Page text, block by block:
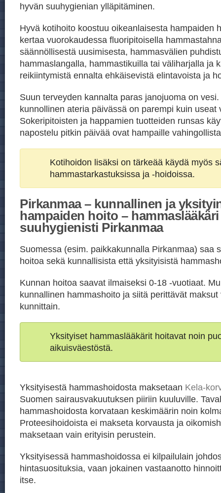
hyvän suuhygienian ylläpitäminen.
Hyvä kotihoito koostuu oikeanlaisesta hampaiden
kertaa vuorokaudessa fluoripitoisella
säännöllisestä uusimisesta, hammasvälien
hammaslangalla, hammastikuilla tai väliharjalla ja
reikiintymistä ennalta ehkäisevistä elintavoista ja
Suun terveyden kannalta paras janojuoma on
kunnollinen ateria päivässä on parempi kuin useat
Sokeripitoisten ja happamien tuotteiden runsas
napostelu pitkin päivää ovat hampaille
Kotihoidon lisäksi on tärkeää käydä myös
hammastarkastuksissa ja -hoidoissa.
Pirkanmaa – kunnallinen ja
hampaiden hoito –
suuhygienisti Pirkanmaa
Suomessa (esim. paikkakunnalla Pirkanmaa) saa
hoitoa sekä kunnallisista että yksityisistä
Kunnan hoitoa saavat ilmaiseksi 0-18 -vuotiaat.
kunnallinen hammashoito ja siitä perittävät maksut
kunnittain.
Yksityiset hammaslääkärit hoitavat noin
aikuisväestöstä.
Yksityisestä hammashoidosta maksetaan Kela-
Suomen sairausvakuutuksen piiriin kuuluville.
hammashoidosta korvataan keskimäärin noin
Proteesihoidoista ei makseta korvausta ja
maksetaan vain erityisin perustein.
Yksityisessä hammashoidossa ei kilpailulain
hintasuosituksia, vaan jokainen vastaanotto
itse.